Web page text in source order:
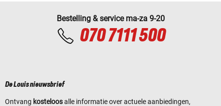
Bestelling & service ma-za 9-20
070 7111 500
De Louis nieuwsbrief
Ontvang kosteloosalle informatie over actuele aanbiedingen,